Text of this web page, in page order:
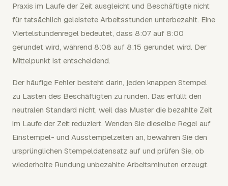
Praxis im Laufe der Zeit ausgleicht und Beschäftigte nicht
für tatsächlich geleistete Arbeitsstunden unterbezahlt. Eine
Viertelstundenregel bedeutet, dass 8:07 auf 8:00
gerundet wird, während 8:08 auf 8:15 gerundet wird. Der
Mittelpunkt ist entscheidend.
Der häufige Fehler besteht darin, jeden knappen Stempel
zu Lasten des Beschäftigten zu runden. Das erfüllt den
neutralen Standard nicht, weil das Muster die bezahlte Zeit
im Laufe der Zeit reduziert. Wenden Sie dieselbe Regel auf
Einstempel- und Ausstempelzeiten an, bewahren Sie den
ursprünglichen Stempeldatensatz auf und prüfen Sie, ob
wiederholte Rundung unbezahlte Arbeitsminuten erzeugt.